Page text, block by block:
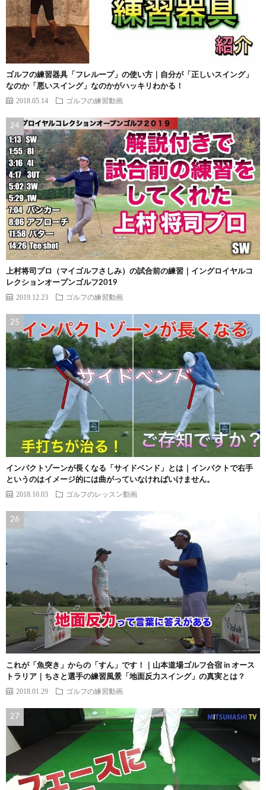
ゴルフの練習器具「フレループ」の使い方｜自分が「正しいスイング」
なのか「悪いスイング」なのかがハッキリわかる！
2018.05.14 ゴルフの練習動画
上村将司プロ（マイゴルフさしみ）の試合前の練習｜イングロイヤルコ
レクションオープンゴルフ2019
2019.12.23 ゴルフの練習動画
インパクトゾーンが長くなる「サイドベンド」とは｜インパクトで右手
というのはイメージ的には曲がっていなければいけません。
2018.10.03 ゴルフのレッスン動画
これが「魚突き」からの「すん」です！｜山本道場ゴルフ合宿 in オース
トラリア｜ちさと選手の練習風景「地面反力スイング」の真実とは？
2018.01.29 ゴルフの練習動画